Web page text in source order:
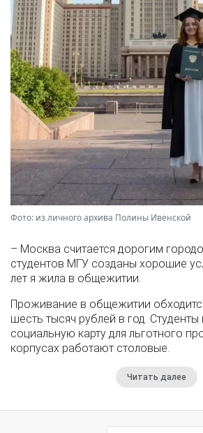
Фото: из личного архива Полины Ивенской
– Москва считается дорогим
студентов МГУ созданы хорошие
лет я жила в общежитии.
Проживание в общежитии
шесть тысяч рублей в год.
социальную карту для льготного
корпусах работают столовые.
Читать далее